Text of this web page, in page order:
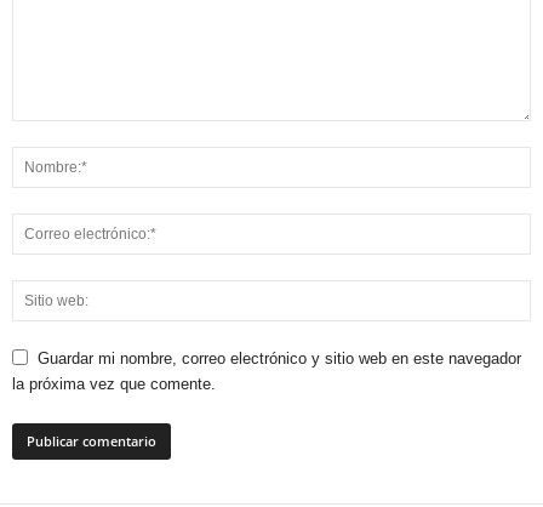
Guardar mi nombre, correo electrónico y sitio web en este navegador
la próxima vez que comente.